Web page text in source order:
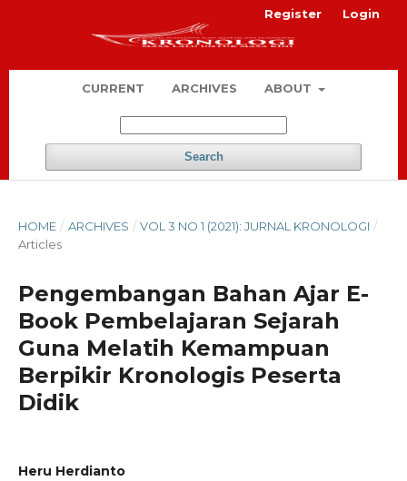
CURRENT ARCHIVES ABOUT
Search
Register Login
HOME / ARCHIVES / VOL 3 NO 1 (2021): JURNAL KRONOLOGI /
Articles
Pengembangan Bahan Ajar E-
Book Pembelajaran Sejarah
Guna Melatih Kemampuan
Berpikir Kronologis Peserta
Didik
Heru Herdianto